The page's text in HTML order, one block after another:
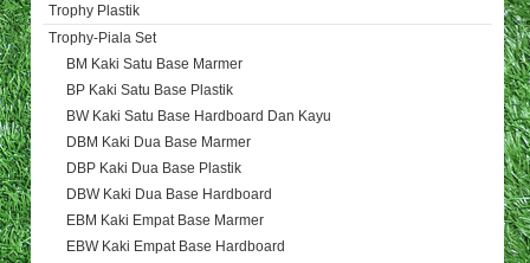
Trophy Plastik
Trophy-Piala Set
BM Kaki Satu Base Marmer
BP Kaki Satu Base Plastik
BW Kaki Satu Base Hardboard Dan Kayu
DBM Kaki Dua Base Marmer
DBP Kaki Dua Base Plastik
DBW Kaki Dua Base Hardboard
EBM Kaki Empat Base Marmer
EBW Kaki Empat Base Hardboard